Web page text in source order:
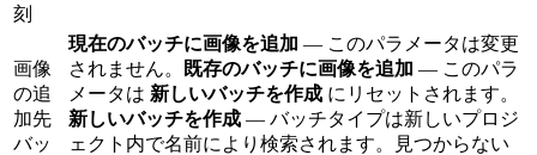
刻
画像
の追
加先
バッ
現在のバッチに画像を追加 — このパラメータは変更
されません。
既存のバッチに画像を追加 — このパラ
メータは 新しいバッチを作成 にリセットされます。
新しいバッチを作成 — バッチタイプは新しいプロジ
ェクト内で名前により検索されます。見つからない